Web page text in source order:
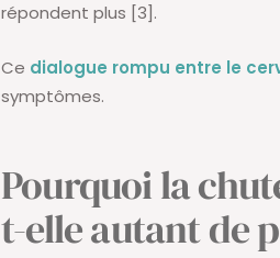
répondent plus [3].
Ce dialogue rompu entre le
symptômes.
Pourquoi la
t-elle autant de